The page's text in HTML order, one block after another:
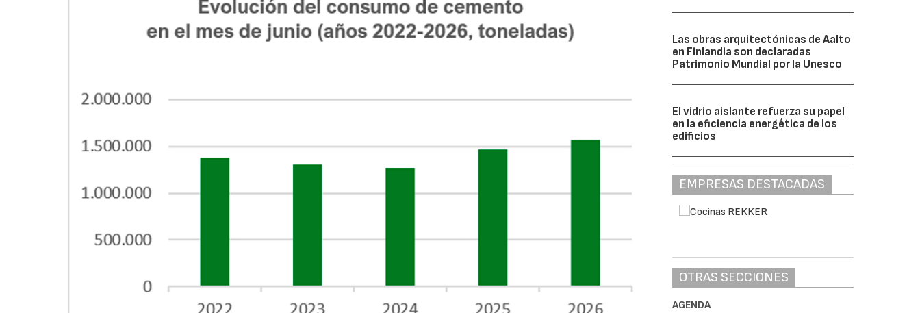
Las obras arquitectónicas de Aalto
en Finlandia son declaradas
Patrimonio Mundial por la Unesco
El vidrio aislante refuerza su papel
en la eficiencia energética de los
edificios
EMPRESAS DESTACADAS
OTRAS SECCIONES
AGENDA